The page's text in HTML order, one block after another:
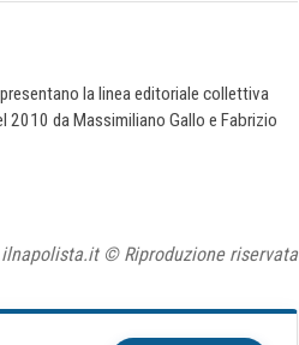
la linea editoriale collettiva
da Massimiliano Gallo e Fabrizio
ilnapolista.it © Riproduzione riservata